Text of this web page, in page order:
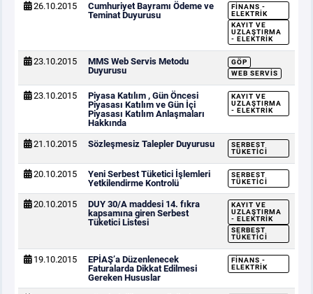
26.10.2015
Cumhuriyet Bayramı Ödeme ve
Teminat Duyurusu
FINANS -
ELEKTRIK
KAYIT VE
UZLAŞTIRMA
- ELEKTRIK
23.10.2015
MMS Web Servis Metodu
Duyurusu
GÖP
WEB SERVIS
23.10.2015
Piyasa Katılım , Gün Öncesi
Piyasası Katılım ve Gün İçi
Piyasası Katılım Anlaşmaları
Hakkında
KAYIT VE
UZLAŞTIRMA
- ELEKTRIK
21.10.2015 Sözleşmesiz Talepler Duyurusu
SERBEST
TÜKETICI
20.10.2015
Yeni Serbest Tüketici İşlemleri
Yetkilendirme Kontrolü
SERBEST
TÜKETICI
20.10.2015
DUY 30/A maddesi 14. fıkra
kapsamına giren Serbest
Tüketici Listesi
KAYIT VE
UZLAŞTIRMA
- ELEKTRIK
SERBEST
TÜKETICI
19.10.2015
EPİAŞ’a Düzenlenecek
Faturalarda Dikkat Edilmesi
Gereken Hususlar
FINANS -
ELEKTRIK